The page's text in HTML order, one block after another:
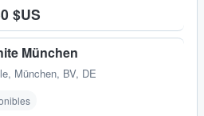
$US
München
, München, BV, DE